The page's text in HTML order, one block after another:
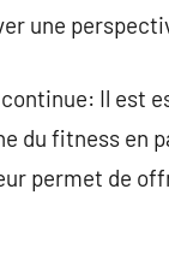
une
Il est
du fitness en
permet de